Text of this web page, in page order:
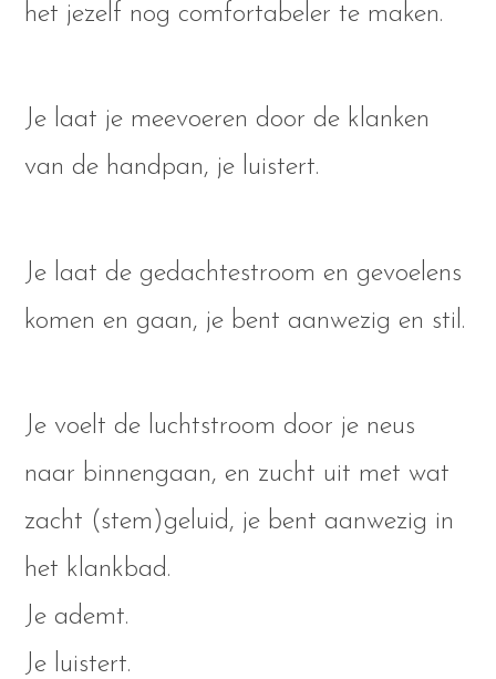
het jezelf nog comfortabeler te maken.
Je laat je meevoeren door de klanken
van de handpan, je luistert.
Je laat de gedachtestroom en gevoelens
komen en gaan, je bent aanwezig en stil.
Je voelt de luchtstroom door je neus
naar binnengaan, en zucht uit met wat
zacht (stem)geluid, je bent aanwezig in
het klankbad.
Je ademt.
Je luistert.